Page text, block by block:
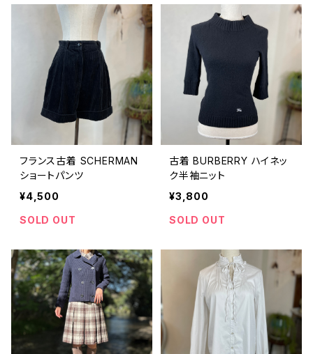
フランス古着 SCHERMAN
ショートパンツ
¥4,500
SOLD OUT
古着 BURBERRY ハイネッ
ク半袖ニット
¥3,800
SOLD OUT